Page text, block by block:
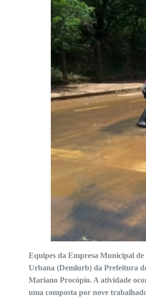
Equipes da Empresa Municipal
Urbana (Demlurb) da Prefeitura
Mariano Procópio. A atividade
uma composta por nove